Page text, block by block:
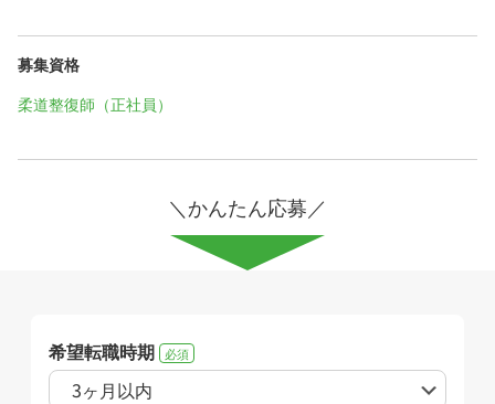
募集資格
柔道整復師（正社員）
＼かんたん応募／
希望転職時期 必須